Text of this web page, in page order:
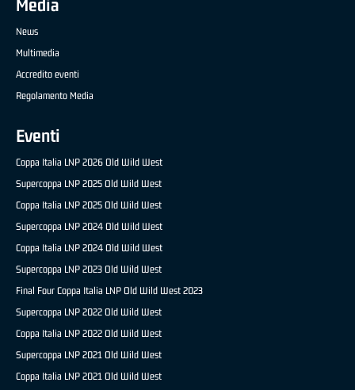
Media
News
Multimedia
Accredito eventi
Regolamento Media
Eventi
Coppa Italia LNP 2026 Old Wild West
Supercoppa LNP 2025 Old Wild West
Coppa Italia LNP 2025 Old Wild West
Supercoppa LNP 2024 Old Wild West
Coppa Italia LNP 2024 Old Wild West
Supercoppa LNP 2023 Old Wild West
Final Four Coppa Italia LNP Old Wild West 2023
Supercoppa LNP 2022 Old Wild West
Coppa Italia LNP 2022 Old Wild West
Supercoppa LNP 2021 Old Wild West
Coppa Italia LNP 2021 Old Wild West